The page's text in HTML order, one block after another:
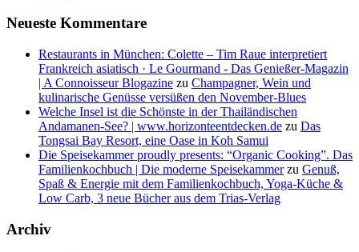
Neueste Kommentare
Restaurants in München: Colette – Tim Raue interpretiert
Frankreich asiatisch · Le Gourmand - Das Genießer-Magazin
| A Connoisseur Blogazine zu Champagner, Wein und
kulinarische Genüsse versüßen den November-Blues
Welche Insel ist die Schönste in der Thailändischen
Andamanen-See? | www.horizonteentdecken.de zu Das
Tongsai Bay Resort, eine Oase in Koh Samui
Die Speisekammer proudly presents: “Organic Cooking”. Das
Familienkochbuch | Die moderne Speisekammerzu Genuß,
Spaß & Energie mit dem Familienkochbuch, Yoga-Küche &
Low Carb, 3 neue Bücher aus dem Trias-Verlag
Archiv